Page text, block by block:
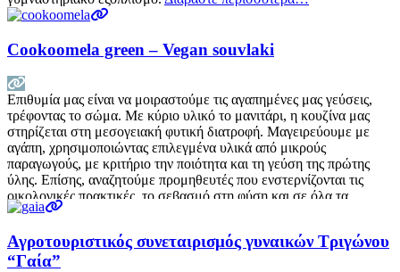
Cookoomela green – Vegan souvlaki
Επιθυμία μας είναι να μοιραστούμε τις αγαπημένες μας γεύσεις,
τρέφοντας το σώμα. Με κύριο υλικό το μανιτάρι, η κουζίνα μας
στηρίζεται στη μεσογειακή φυτική διατροφή. Μαγειρεύουμε με
αγάπη, χρησιμοποιώντας επιλεγμένα υλικά από μικρούς
παραγωγούς, με κριτήριο την ποιότητα και τη γεύση της πρώτης
ύλης. Επίσης, αναζητούμε προμηθευτές που ενστερνίζονται τις
οικολογικές πρακτικές, το σεβασμό στη φύση και σε όλα τα
Διαβάστε περισσότερα…
Αγροτουριστικός συνεταιρισμός γυναικών Τριγώνου
“Γαία”